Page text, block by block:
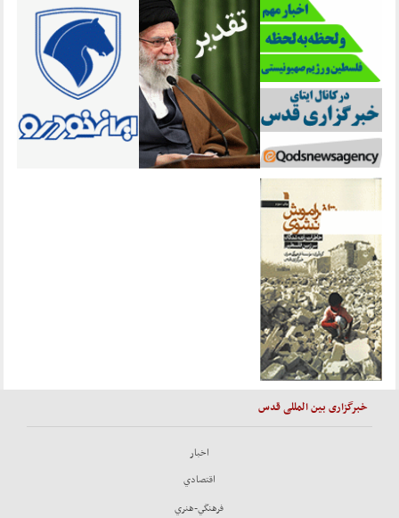
خبرگزاری بین المللی قدس
اخبار
اقتصادي
فرهنگي-هنري